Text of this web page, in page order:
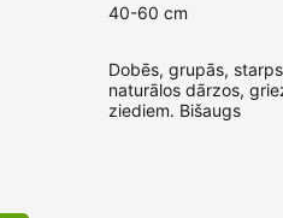
40-60 cm
Dobēs, grupās,
naturālos dārzos,
ziediem. Bišaugs